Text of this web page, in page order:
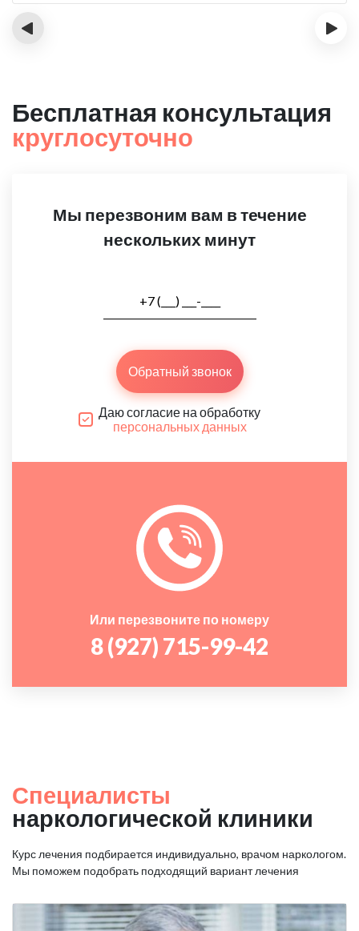
‹ ›
Бесплатная консультация
круглосуточно
Мы перезвоним вам в течение
нескольких минут
Обратный звонок
Даю согласие на обработку
персональных данных
Или перезвоните по номеру
8 (927) 715-99-42
Специалисты
наркологической клиники
Курс лечения подбирается индивидуально, врачом наркологом.
Мы поможем подобрать подходящий вариант лечения